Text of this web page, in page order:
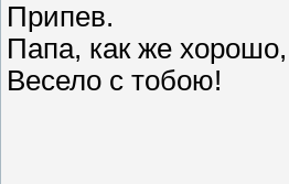
Припев.
Папа, как же
Весело с тобою!